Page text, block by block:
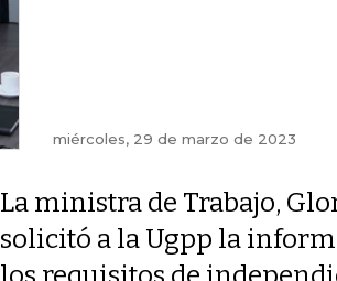
miércoles, 29 de marzo de 2023
La ministra de Trabajo,
solicitó a la Ugpp la